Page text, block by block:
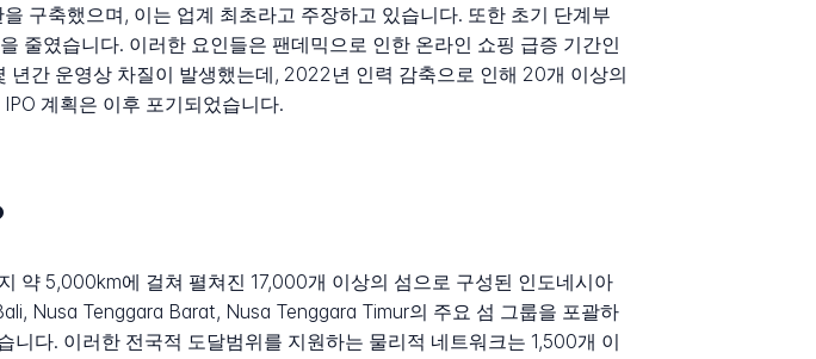
구축했으며, 이는 업계 최초라고 주장하고 있습니다. 또한 초기 단계부
줄였습니다. 이러한 요인들은 팬데믹으로 인한 온라인 쇼핑 급증 기간인
간 운영상 차질이 발생했는데, 2022년 인력 감축으로 인해 20개 이상의
계획은 이후 포기되었습니다.
약 5,000km에 걸쳐 펼쳐진 17,000개 이상의 섬으로 구성된 인도네시아
Nusa Tenggara Barat, Nusa Tenggara Timur의 주요 섬 그룹을 포괄하
다. 이러한 전국적 도달범위를 지원하는 물리적 네트워크는 1,500개 이